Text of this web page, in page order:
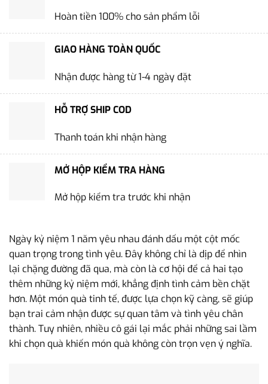
Hoàn tiền 100% cho sản phẩm lỗi
GIAO HÀNG TOÀN QUỐC
Nhận được hàng từ 1-4 ngày đặt
HỖ TRỢ SHIP COD
Thanh toán khi nhận hàng
MỞ HỘP KIỂM TRA HÀNG
Mở hộp kiểm tra trước khi nhận
Ngày kỷ niệm 1 năm yêu nhau đánh dấu một cột mốc
quan trọng trong tình yêu. Đây không chỉ là dịp để nhìn
lại chặng đường đã qua, mà còn là cơ hội để cả hai tạo
thêm những kỷ niệm mới, khẳng định tình cảm bền chặt
hơn. Một món quà tinh tế, được lựa chọn kỹ càng, sẽ giúp
bạn trai cảm nhận được sự quan tâm và tình yêu chân
thành. Tuy nhiên, nhiều cô gái lại mắc phải những sai lầm
khi chọn quà khiến món quà không còn trọn vẹn ý nghĩa.